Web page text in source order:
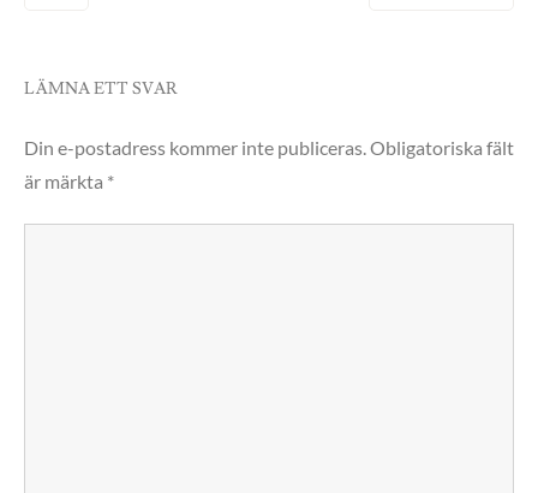
LÄMNA ETT SVAR
Din e-postadress kommer inte publiceras.Obligatoriska fält
är märkta *